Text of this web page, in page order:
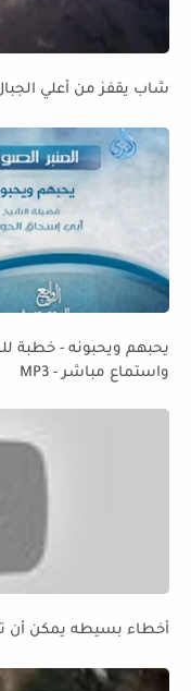
شاب يقفز من أعلي الجبال
يحبهم ويحبونه - خطبة
واستماع مباشر - MP3
أخطاء بسيطه يمكن أن